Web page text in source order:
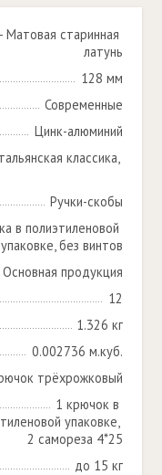
Матовая старинная
латунь
128 мм
Современные
Цинк-алюминий
классика,
Ручки-скобы
в полиэтиленовой
упаковке, без винтов
Основная продукция
12
1.326 кг
0.002736 м.куб.
трёхрожковый
1 крючок в
упаковке,
2 самореза 4*25
до 15 кг